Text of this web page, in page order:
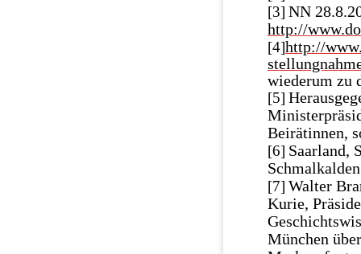
[3] NN
http://
[4]http://
wiederum zu
[5]
Beirätinnen,
[6] Saarland,
[7] Walter
Kurie,
München